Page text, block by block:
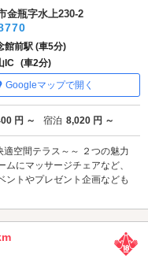
金瓶字水上230-2
館前駅 (車5分)
IC (車2分)
Googleマップで開く
円 ～ 宿泊 8,020 円 ～
空間テラス～～ ２つの魅力
にマッサージチェアなど、
ントやプレゼント企画なども